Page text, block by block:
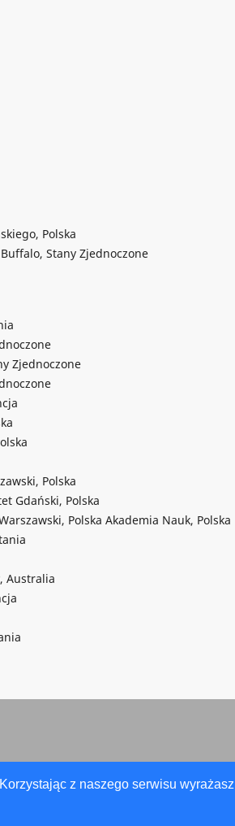
z naszego serwisu
Polska
Stany Zjednoczone
Zjednoczone
Polska
Gdański, Polska
Polska Akademia Nauk, Polska
Australia